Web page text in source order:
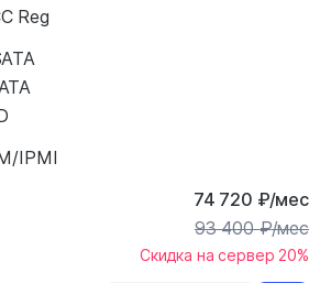
Reg
IPMI
74 720 ₽/мес
93 400₽/мес
Скидка на сервер 20%